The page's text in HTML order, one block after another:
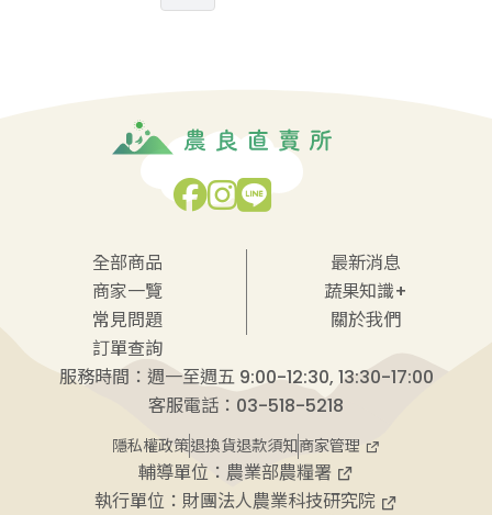
全部商品
最新消息
商家一覽
蔬果知識+
常見問題
關於我們
訂單查詢
服務時間：週一至週五 9:00-12:30, 13:30-17:00
客服電話：03-518-5218
隱私權政策退換貨退款須知商家管理
輔導單位： 農業部農糧署
執行單位： 財團法人農業科技研究院